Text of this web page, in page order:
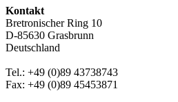
Kontakt
Bretronischer Ring 10
D-85630 Grasbrunn
Deutschland
Tel.: +49 (0)89 43738743
Fax: +49 (0)89 45453871